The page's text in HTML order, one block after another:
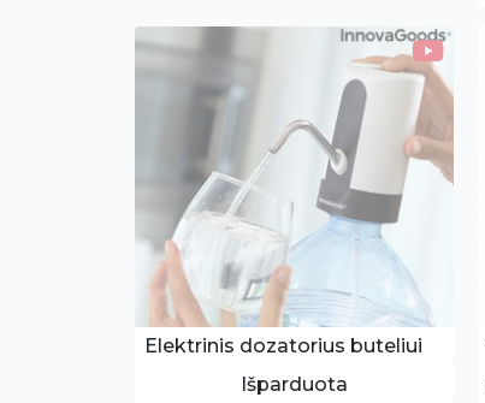
Elektrinis dozatorius buteliui
Išparduota